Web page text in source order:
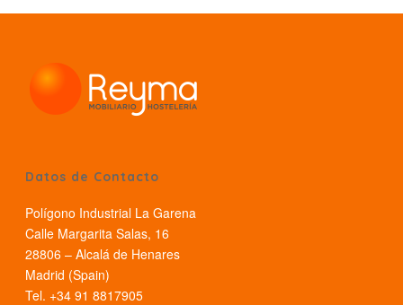
Datos de Contacto
Polígono Industrial La Garena
Calle Margarita Salas, 16
28806 – Alcalá de Henares
Madrid (Spain)
Tel. +34 91 8817905